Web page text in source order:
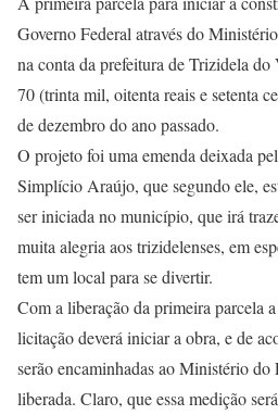
Governo Federal através do
na conta da prefeitura de Trizidela
70 (trinta mil, oitenta reais e setenta
de dezembro do ano passado.
O projeto foi uma emenda deixada
Simplício Araújo, que segundo ele,
ser iniciada no município, que irá
muita alegria aos trizidelenses, em
tem um local para se divertir.
Com a liberação da primeira parcela
licitação deverá iniciar a obra, e de
serão encaminhadas ao Ministério do
liberada. Claro, que essa medição